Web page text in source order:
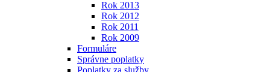
Rok 2013
Rok 2012
Rok 2011
Rok 2009
Formuláre
Správne poplatky
Poplatky za služby